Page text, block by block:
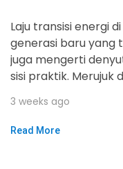
Laju transisi energi
generasi baru yang
juga mengerti
sisi praktik. Merujuk
3 weeks ago
Read More